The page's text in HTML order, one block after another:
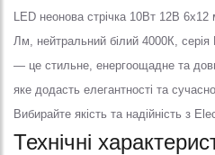
LED неонова стрічка 10Вт 12В
Лм, нейтральний білий 4000К,
— це стильне, енергоощадне та
яке додасть елегантності та
Вибирайте якість та надійність з
Технічні